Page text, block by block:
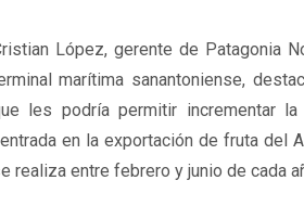
López, gerente de Patagonia
marítima sanantoniense,
les podría permitir incrementar
en la exportación de fruta del
realiza entre febrero y junio de cada